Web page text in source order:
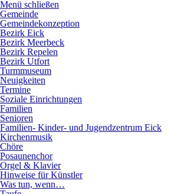
Direkt
zum
Inhalt
Menü schließen
Hauptnavigation
Gemeinde
Gemeindekonzeption
Bezirk Eick
Bezirk Meerbeck
Bezirk Repelen
Bezirk Utfort
Turmmuseum
Neuigkeiten
Termine
Soziale Einrichtungen
Familien
Senioren
Familien- Kinder- und Jugendzentrum Eick
Kirchenmusik
Chöre
Posaunenchor
Orgel & Klavier
Hinweise für Künstler
Was tun, wenn…